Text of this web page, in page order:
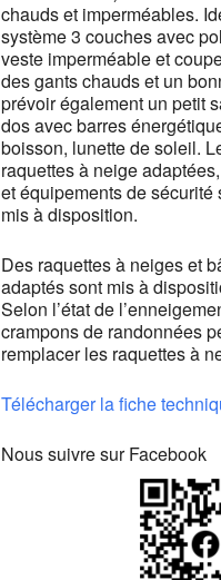
chauds et imperméables.
système 3 couches avec
veste imperméable et
des gants chauds et un
prévoir également un petit
dos avec barres
boisson, lunette de soleil.
raquettes à neige
et équipements de sécurité
mis à disposition.
Des raquettes à neiges et
adaptés sont mis à
Selon l’état de
crampons de randonnées
remplacer les raquettes à
Télécharger la fiche
Nous suivre sur Facebook